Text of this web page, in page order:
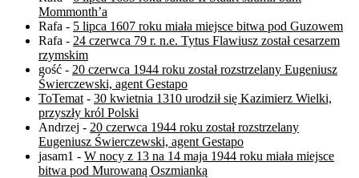
Mommonth’a
Rafa - 5 lipca 1607 roku miała miejsce bitwa pod Guzowem
Rafa - 24 czerwca 79 r. n.e. Tytus Flawiusz został cesarzem
rzymskim
gość - 20 czerwca 1944 roku został rozstrzelany Eugeniusz
Świerczewski, agent Gestapo
ToTemat - 30 kwietnia 1310 urodził się Kazimierz Wielki,
przyszły król Polski
Andrzej - 20 czerwca 1944 roku został rozstrzelany
Eugeniusz Świerczewski, agent Gestapo
jasam1 - W nocy z 13 na 14 maja 1944 roku miała miejsce
bitwa pod Murowaną Oszmianką